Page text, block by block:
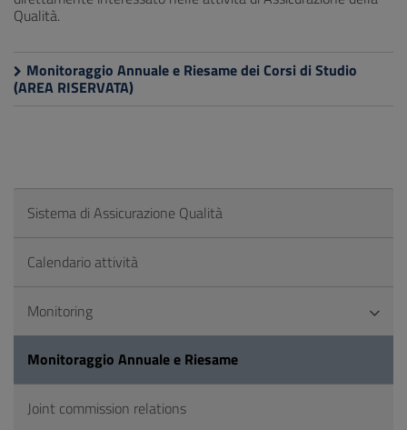
Qualità.
Monitoraggio Annuale e Riesame dei Corsi di Studio
(AREA RISERVATA)
Sistema di Assicurazione Qualità
Calendario attività
Monitoring
Monitoraggio Annuale e Riesame
Joint commission relations